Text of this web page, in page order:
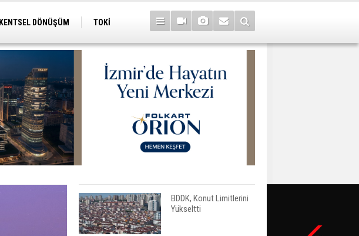
KENTSEL DÖNÜŞÜM
TOKİ
BDDK, Konut Limitlerini
Yükseltti